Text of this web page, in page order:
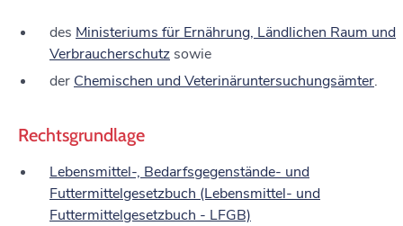
des Ministeriums für Ernährung, Ländlichen Raum und
Verbraucherschutz sowie
der Chemischen und Veterinäruntersuchungsämter.
Rechtsgrundlage
Lebensmittel-, Bedarfsgegenstände- und
Futtermittelgesetzbuch (Lebensmittel- und
Futtermittelgesetzbuch - LFGB)